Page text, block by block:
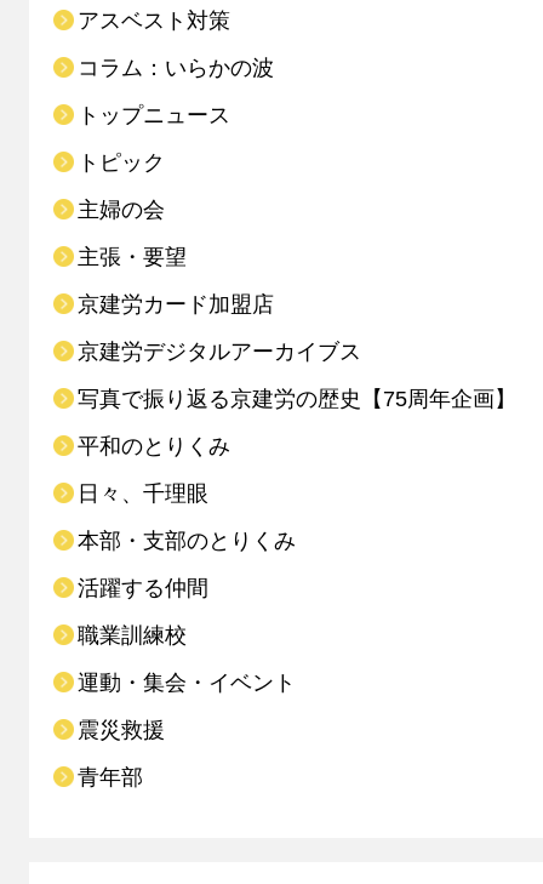
アスベスト対策
コラム：いらかの波
トップニュース
トピック
主婦の会
主張・要望
京建労カード加盟店
京建労デジタルアーカイブス
写真で振り返る京建労の歴史【75周年企画】
平和のとりくみ
日々、千理眼
本部・支部のとりくみ
活躍する仲間
職業訓練校
運動・集会・イベント
震災救援
青年部